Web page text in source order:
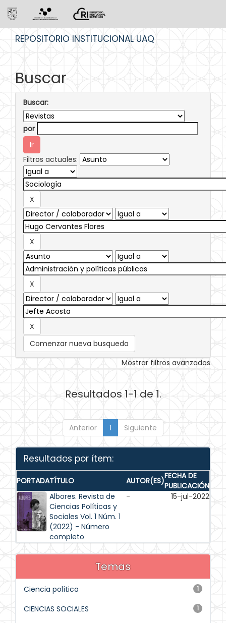
REPOSITORIO INSTITUCIONAL UAQ
Buscar
Buscar:
por
Filtros actuales:
Comenzar nueva busqueda
Mostrar filtros avanzados
Resultados 1-1 de 1.
Anterior 1 Siguiente
Resultados por ítem:
PORTADATÍTULO AUTOR(ES)FECHA DE
PUBLICACIÓN
Albores. Revista de
Ciencias Políticas y
Sociales Vol. 1 Núm. 1
(2022) - Número
completo
- 15-jul-2022
Temas
1
Ciencia política
1
CIENCIAS SOCIALES